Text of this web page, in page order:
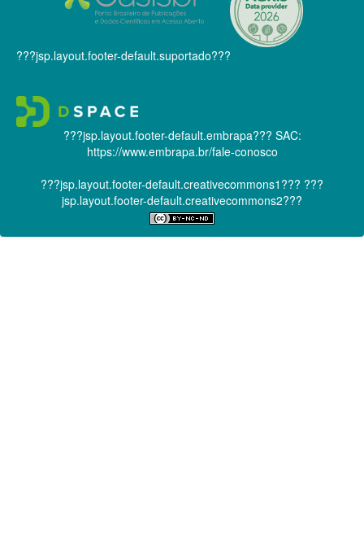
???jsp.layout.footer-default.suportado???
???jsp.layout.footer-default.embrapa??? SAC:
https://www.embrapa.br/fale-conosco
???jsp.layout.footer-default.creativecommons1??? ???
jsp.layout.footer-default.creativecommons2???